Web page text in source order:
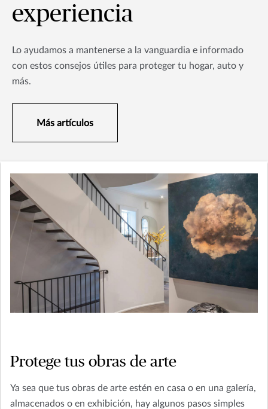
experiencia
Lo ayudamos a mantenerse a la vanguardia e informado
con estos consejos útiles para proteger tu hogar, auto y
más.
Más artículos
Protege tus obras de arte
Ya sea que tus obras de arte estén en casa o en una galería,
almacenados o en exhibición, hay algunos pasos simples